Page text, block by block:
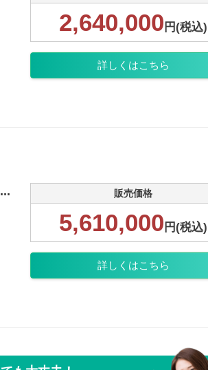
2,640,000 円(税込)
詳しくはこちら
販売価格
5,610,000 円(税込)
詳しくはこちら